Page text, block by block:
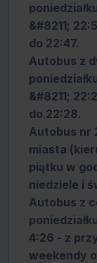
&#8211;
do 22:47.
Autobus z
&#8211;
do 22:28.
Autobus nr
miasta
piątku w
niedziele i
Autobus z
4:26 - z
weekendy